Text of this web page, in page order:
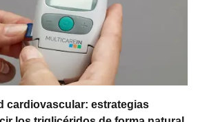
cardiovascular: estrategias